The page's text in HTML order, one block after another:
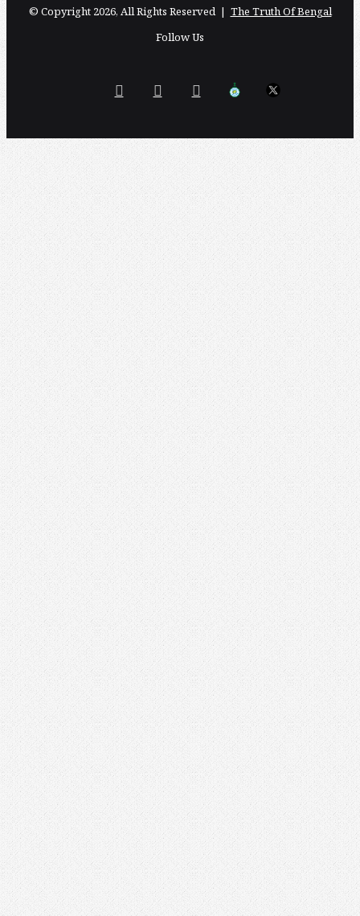
© Copyright 2026, All Rights Reserved | The Truth Of Bengal
Follow Us
FacebookYouTubeInstagram
এগিয়ে